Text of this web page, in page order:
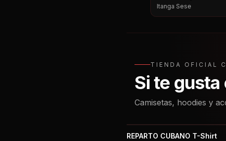
Itanga Sese
TIENDA OFICIAL
Si te
Camisetas, hoodies y
REPARTO CUBANO T-Shirt